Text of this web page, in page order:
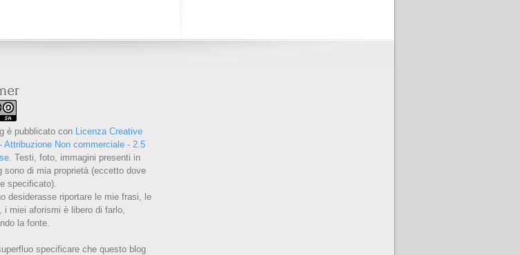
è pubblicato con Licenza Creative
Attribuzione Non commerciale - 2.5
. Testi, foto, immagini presenti in
sono di mia proprietà (eccetto dove
specificato).
desiderasse riportare le mie frasi, le
i miei aforismi è libero di farlo,
la fonte.
specificare che questo blog